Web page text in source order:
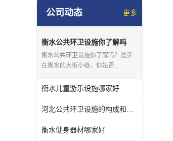
公司动态 更多
衡水公共环卫设施你了解吗
衡水公共环卫设施你了解吗？漫步
在衡水的大街小巷，你是否..
衡水儿童游乐设施哪家好
河北公共环卫设施的构成和应用你知道多少？
衡水健身器材哪家好